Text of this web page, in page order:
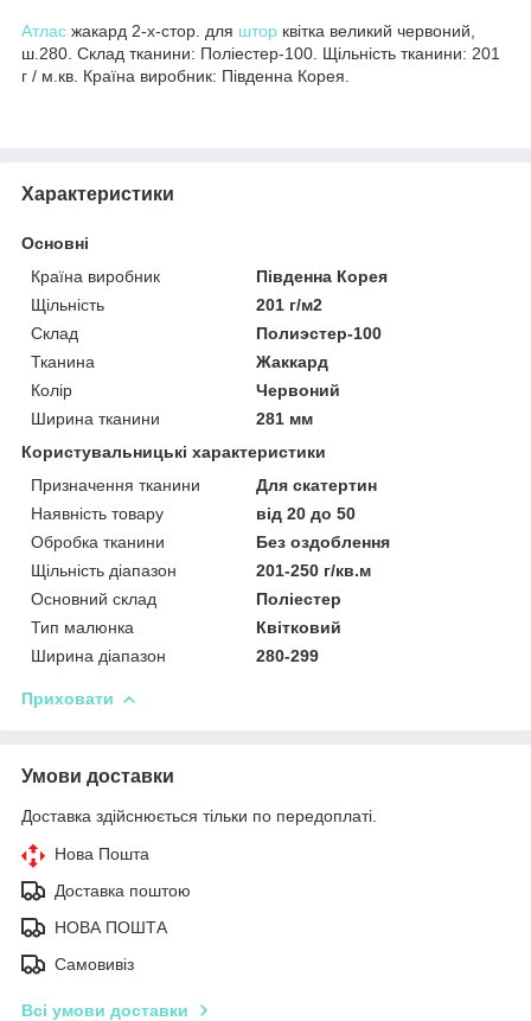
Атлас жакард 2-х-стор. для штор квітка великий червоний,
ш.280. Склад тканини: Поліестер-100. Щільність тканини: 201
г / м.кв. Країна виробник: Південна Корея.
Характеристики
Основні
Країна виробник
Південна Корея
Щільність
201 г/м2
Склад
Полиэстер-100
Тканина
Жаккард
Колір
Червоний
Ширина тканини
281 мм
Користувальницькі характеристики
Призначення тканини
Для скатертин
Наявність товару
від 20 до 50
Обробка тканини
Без оздоблення
Щільність діапазон
201-250 г/кв.м
Основний склад
Поліестер
Тип малюнка
Квітковий
Ширина діапазон
280-299
Приховати
Умови доставки
Доставка здійснюється тільки по передоплаті.
Нова Пошта
Доставка поштою
НОВА ПОШТА
Самовивіз
Всі умови доставки